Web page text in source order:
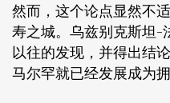
然而，这个论点显然不
寿之城。乌兹别克斯坦-
以往的发现，并得出结
马尔罕就已经发展成为